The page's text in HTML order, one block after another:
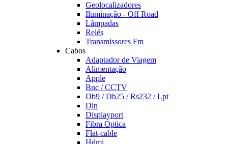
Geolocalizadores
Iluminação - Off Road
Lâmpadas
Relés
Transmissores Fm
Cabos
Adaptador de Viagem
Alimentação
Apple
Bnc / CCTV
Db9 / Db25 / Rs232 / Lpt
Din
Displayport
Fibra Óptica
Flat-cable
Hdmi